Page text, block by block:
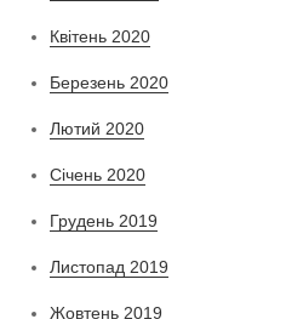
Квітень 2020
Березень 2020
Лютий 2020
Січень 2020
Грудень 2019
Листопад 2019
Жовтень 2019